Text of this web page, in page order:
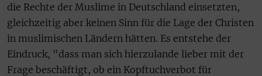
die Rechte der Muslime in Deutschland einsetzten,
gleichzeitig aber keinen Sinn für die Lage der Christen
in muslimischen Ländern hätten. Es entstehe der
Eindruck, "dass man sich hierzulande lieber mit der
Frage beschäftigt, ob ein Kopftuchverbot für